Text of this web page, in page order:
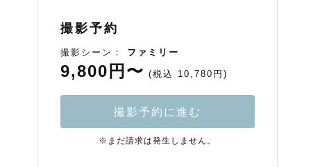
撮影予約
撮影シーン： ファミリー
9,800円〜 (税込 10,780円)
撮影予約に進む
※まだ請求は発生しません。